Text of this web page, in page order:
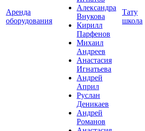
Аренда
оборудования
Александра
Внукова
Кирилл
Парфенов
Михаил
Андреев
Анастасия
Игнатьева
Андрей
Април
Руслан
Деникаев
Андрей
Романов
Тату
школа